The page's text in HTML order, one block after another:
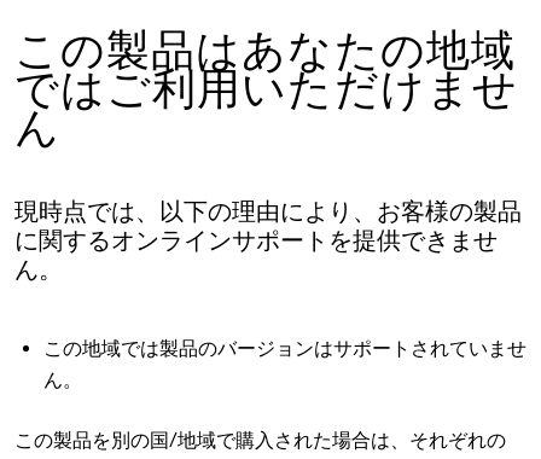
この製品はあなたの地域
ではご利用いただけませ
ん
現時点では、以下の理由により、お客様の製品
に関するオンラインサポートを提供できませ
ん。
この地域では製品のバージョンはサポートされていませ
ん。
この製品を別の国/地域で購入された場合は、それぞれの